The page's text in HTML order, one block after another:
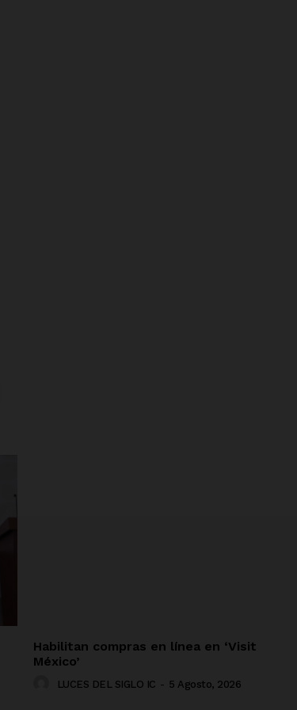
Habilitan compras en línea en ‘Visit
México’
LUCES DEL SIGLO IC - 5 Agosto, 2026